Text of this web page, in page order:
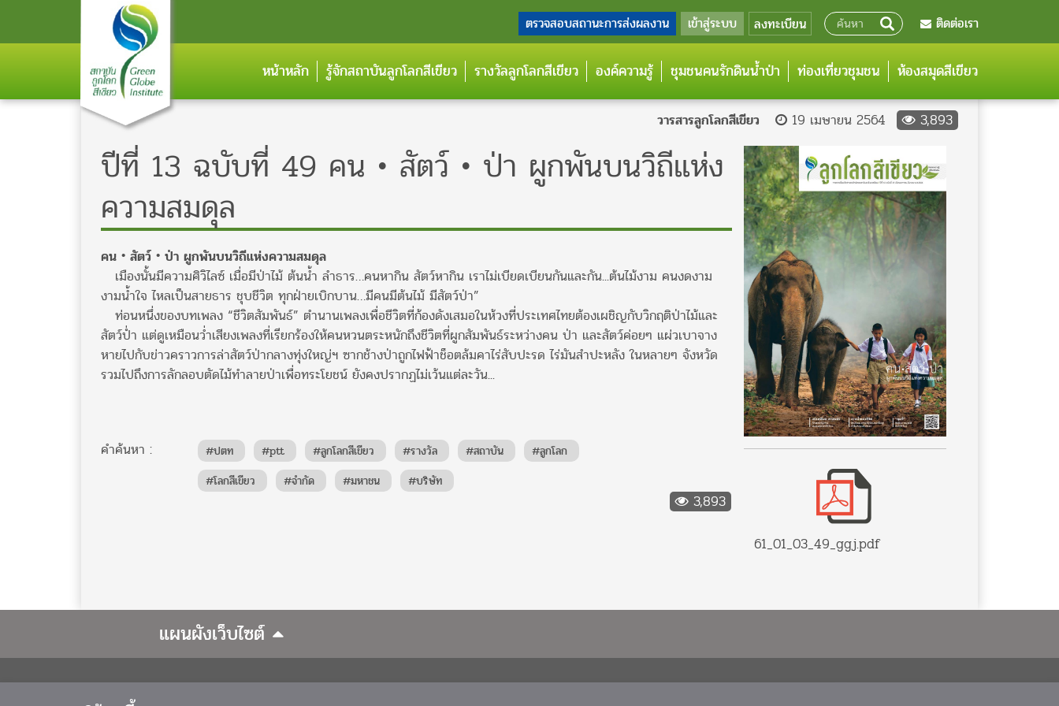
ตรวจสอบสถานะการส่งผลงาน เข้าสู่ระบบ ลงทะเบียน ติดต่อเรา
หน้าหลัก รู้จักสถาบันลูกโลกสีเขียว รางวัลลูกโลกสีเขียว องค์ความรู้ ชุมชนคนรักดินน้ำป่า ท่องเที่ยวชุมชน ห้องสมุดสีเขียว
วารสารลูกโลกสีเขียว 19 เมษายน 2564 3,893
ปีที่ 13 ฉบับที่ 49 คน • สัตว์ • ป่า ผูกพันบนวิถีแห่ง
ความสมดุล
คน • สัตว์ • ป่า ผูกพันบนวิถีแห่งความสมดุล
เมืองนั้นมีความศิวิไลซ์ เมื่อมีป่าไม้ ต้นน้ำ ลำธาร…คนหากิน สัตว์หากิน เราไม่เบียดเบียนกันและกัน...ต้นไม้งาม คนงดงาม
งามน้ำใจ ไหลเป็นสายธาร ชุบชีวิต ทุกฝ่ายเบิกบาน…มีคนมีต้นไม้ มีสัตว์ป่า”
ท่อนหนึ่งของบทเพลง “ชีวิตสัมพันธ์” ตำนานเพลงเพื่อชีวิตที่ก้องดังเสมอในห้วงที่ประเทศไทยต้องเผชิญกับวิกฤติป่าไม้และ
สัตว์ป่ำ แต่ดูเหมือนว่ำเสียงเพลงที่เรียกร้องให้คนหวนตระหนักถึงชีวิตที่ผูกสัมพันธ์ระหว่างคน ป่า และสัตว์ค่อยๆ แผ่วเบาจาง
หายไปกับข่าวคราวการล่าสัตว์ป่ากลางทุ่งใหญ่ฯ ซากช้างป่าถูกไฟฟ้าช็อตล้มคาไร่สับปะรด ไร่มันสำปะหลัง ในหลายๆ จังหวัด
รวมไปถึงการลักลอบตัดไม้ทำลายป่าเพื่อทระโยชน์ ยังคงปรากฏไม่เว้นแต่ละวัน...
คำค้นหา : #ปตท #ptt #ลูกโลกสีเขียว #รางวัล #สถาบัน
#ลูกโลก
#โลกสีเขียว
#จำกัด #มหาชน #บริษัท
3,893
61_01_03_49_ggj.pdf
แผนผังเว็บไซต์